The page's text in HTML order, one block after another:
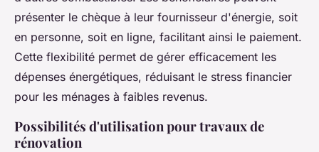
présenter le chèque à leur fournisseur d'énergie, soit
en personne, soit en ligne, facilitant ainsi le paiement.
Cette flexibilité permet de gérer efficacement les
dépenses énergétiques, réduisant le stress financier
pour les ménages à faibles revenus.
Possibilités d'utilisation pour travaux de
rénovation